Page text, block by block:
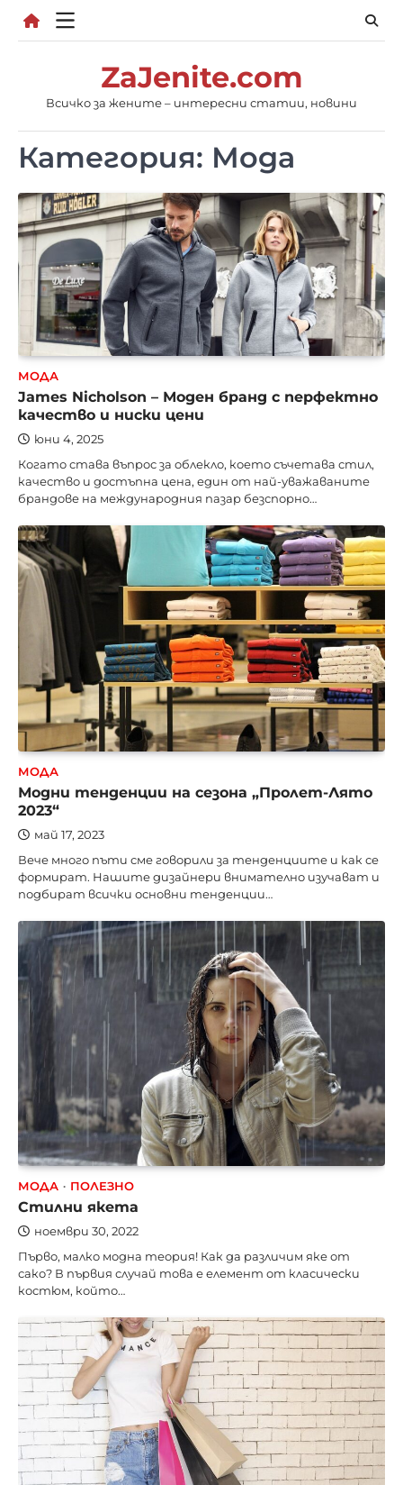
Skip
ZaJenite.com
Всичко за жените – интересни статии, новини
Категория: Мода
МОДА
James Nicholson – Моден бранд с перфектно
качество и ниски цени
юни 4, 2025
Когато става въпрос за облекло, което съчетава стил,
качество и достъпна цена, един от най-уважаваните
брандове на международния пазар безспорно…
МОДА
Модни тенденции на сезона „Пролет-Лято
2023“
май 17, 2023
Вече много пъти сме говорили за тенденциите и как се
формират. Нашите дизайнери внимателно изучават и
подбират всички основни тенденции…
МОДА ПОЛЕЗНО
Стилни якета
ноември 30, 2022
Първо, малко модна теория! Как да различим яке от
сако? В първия случай това е елемент от класически
костюм, който…